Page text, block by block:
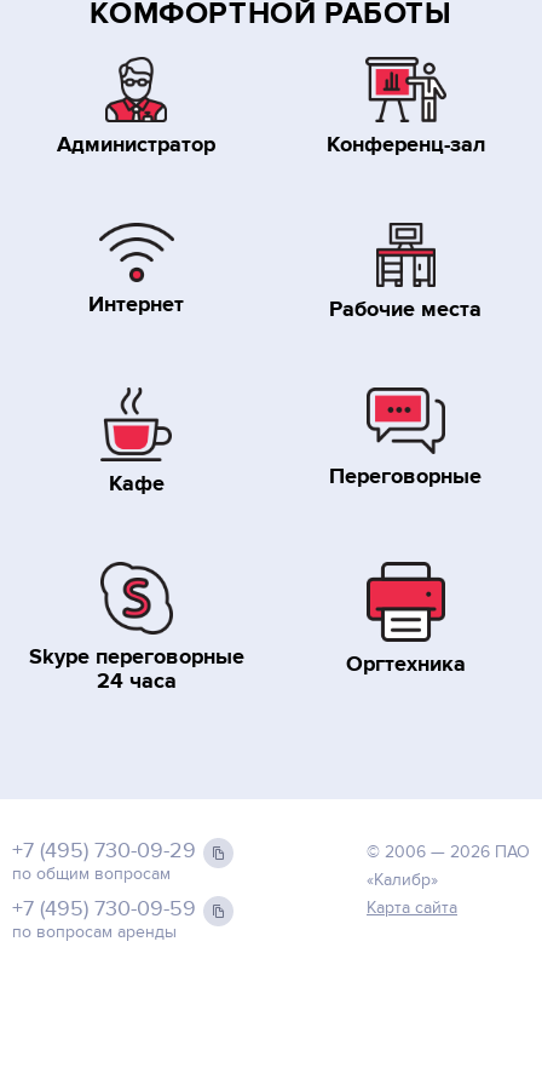
КОМФОРТНОЙ РАБОТЫ
Администратор Конференц-зал
Интернет Рабочие места
Кафе Переговорные
Skype переговорные
24 часа
Оргтехника
+7 (495) 730-09-29
по общим вопросам
+7 (495) 730-09-59
по вопросам аренды
© 2006 — 2026 ПАО
«Калибр»
Карта сайта